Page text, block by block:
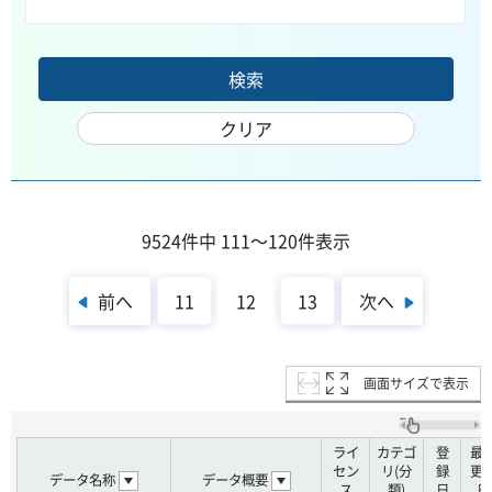
9524件中 111～120件表示
前へ 11 12 13 次へ
画面サイズで表示
データ名称 データ概要
ライ
セン
カテゴ
リ(分
登
録
最
更